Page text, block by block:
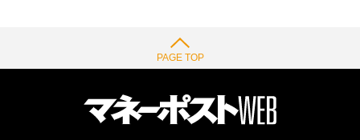
PAGE TOP